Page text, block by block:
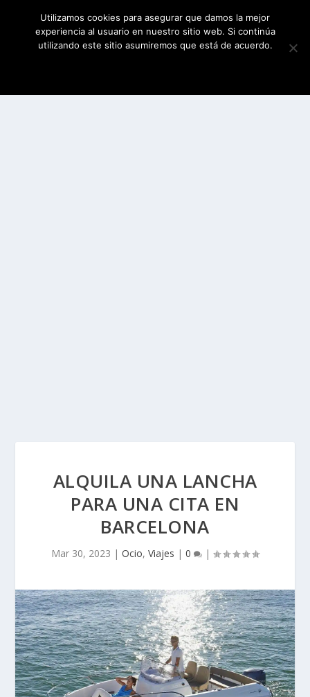
ALQUILA UNA LANCHA
PARA UNA CITA EN
BARCELONA
Mar 30, 2023 | Ocio, Viajes | 0 |
Utilizamos cookies para asegurar que damos la mejor
experiencia al usuario en nuestro sitio web. Si continúa
utilizando este sitio asumiremos que está de acuerdo.